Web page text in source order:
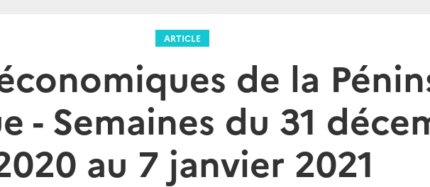
ARTICLE
de la
- Semaines du 31
au 7 janvier 2021